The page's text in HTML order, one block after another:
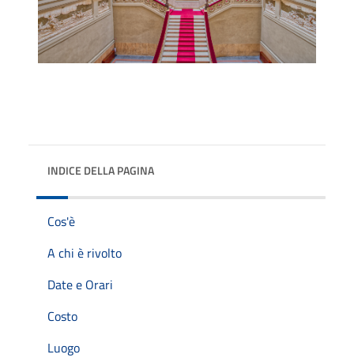
INDICE DELLA PAGINA
Cos'è
A chi è rivolto
Date e Orari
Costo
Luogo